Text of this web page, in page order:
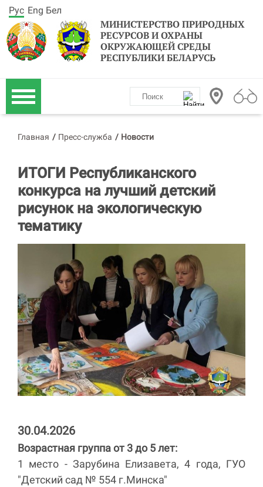
МИНИСТЕРСТВО ПРИРОДНЫХ
РЕСУРСОВ И ОХРАНЫ
ОКРУЖАЮЩЕЙ СРЕДЫ
РЕСПУБЛИКИ БЕЛАРУСЬ
Рус Eng Бел
Главная / Пресс-служба / Новости
ИТОГИ Республиканского
конкурса на лучший детский
рисунок на экологическую
тематику
30.04.2026
Возрастная группа от 3 до 5 лет:
1 место - Зарубина Елизавета, 4 года, ГУО
"Детский сад № 554 г.Минска"